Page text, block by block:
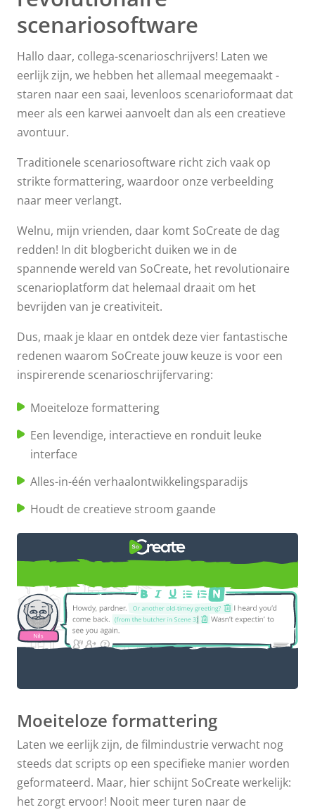
scenariosoftware
Hallo daar, collega-scenarioschrijvers! Laten we
eerlijk zijn, we hebben het allemaal meegemaakt -
staren naar een saai, levenloos scenarioformaat dat
meer als een karwei aanvoelt dan als een creatieve
avontuur.
Traditionele scenariosoftware richt zich vaak op
strikte formattering, waardoor onze verbeelding
naar meer verlangt.
Welnu, mijn vrienden, daar komt SoCreate de dag
redden! In dit blogbericht duiken we in de
spannende wereld van SoCreate, het revolutionaire
scenarioplatform dat helemaal draait om het
bevrijden van je creativiteit.
Dus, maak je klaar en ontdek deze vier fantastische
redenen waarom SoCreate jouw keuze is voor een
inspirerende scenarioschrijfervaring:
Moeiteloze formattering
Een levendige, interactieve en ronduit leuke
interface
Alles-in-één verhaalontwikkelingsparadijs
Houdt de creatieve stroom gaande
Ontketen je creativiteit met
SoCreate
Moeiteloze formattering
Laten we eerlijk zijn, de filmindustrie verwacht nog
steeds dat scripts op een specifieke manier worden
geformateerd. Maar, hier schijnt SoCreate werkelijk:
het zorgt ervoor! Nooit meer turen naar de